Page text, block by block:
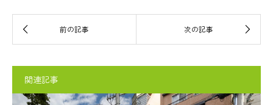
関連記事